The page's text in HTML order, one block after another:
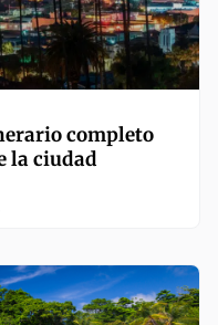
completo
la ciudad